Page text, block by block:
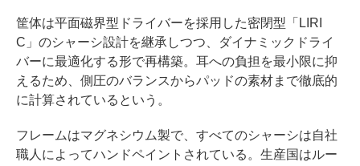
筐体は平面磁界型ドライバーを採用した密閉型「LIRI
C」のシャーシ設計を継承しつつ、ダイナミックドライ
バーに最適化する形で再構築。耳への負担を最小限に抑
えるため、側圧のバランスからパッドの素材まで徹底的
に計算されているという。
フレームはマグネシウム製で、すべてのシャーシは自社
職人によってハンドペイントされている。生産国はルー